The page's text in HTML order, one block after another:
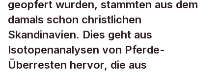
geopfert wurden, stammten aus dem
damals schon christlichen
Skandinavien. Dies geht aus
Isotopenanalysen von Pferde-
Überresten hervor, die aus